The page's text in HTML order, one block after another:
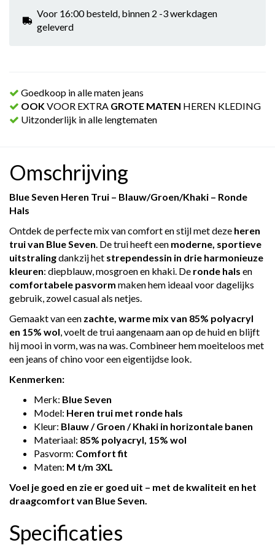
Voor 16:00 besteld, binnen 2 -3 werkdagen
geleverd
Goedkoop in alle maten jeans
OOKVOOR EXTRA GROTE MATEN HEREN KLEDING
Uitzonderlijk in alle lengtematen
Omschrijving
Blue Seven Heren Trui – Blauw/Groen/Khaki – Ronde
Hals
Ontdek de perfecte mix van comfort en stijl met deze heren
trui van Blue Seven. De trui heeft een moderne, sportieve
uitstralingdankzij het strependessin in drie harmonieuze
kleuren: diepblauw, mosgroen en khaki. De ronde hals en
comfortabele pasvorm maken hem ideaal voor dagelijks
gebruik, zowel casual als netjes.
Gemaakt van een zachte, warme mix van 85% polyacryl
en 15% wol, voelt de trui aangenaam aan op de huid en blijft
hij mooi in vorm, was na was. Combineer hem moeiteloos met
een jeans of chino voor een eigentijdse look.
Kenmerken:
Merk: Blue Seven
Model: Heren trui met ronde hals
Kleur: Blauw / Groen / Khaki in horizontale banen
Materiaal: 85% polyacryl, 15% wol
Pasvorm: Comfort fit
Maten: M t/m 3XL
Voel je goed en zie er goed uit – met de kwaliteit en het
draagcomfort van Blue Seven.
Specificaties